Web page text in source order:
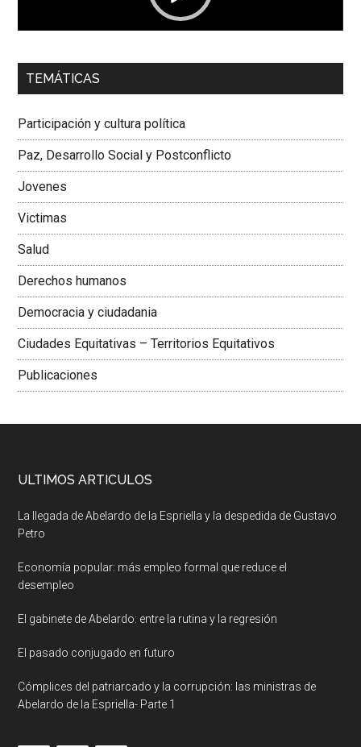
00:00 01:04
Dra. Carolina Corcho Mejía,Presidenta Corporación
Colombiana
TEMÁTICAS
Participación y cultura política
Paz, Desarrollo Social y Postconflicto
Jovenes
Victimas
Salud
Derechos humanos
Democracia y ciudadania
Ciudades Equitativas – Territorios Equitativos
Publicaciones
ULTIMOS ARTICULOS
La llegada de Abelardo de la Espriella y la despedida de Gustavo
Petro
Economía popular: más empleo formal que reduce el
desempleo
El gabinete de Abelardo: entre la rutina y la regresión
El pasado conjugado en futuro
Cómplices del patriarcado y la corrupción: las ministras de
Abelardo de la Espriella- Parte 1